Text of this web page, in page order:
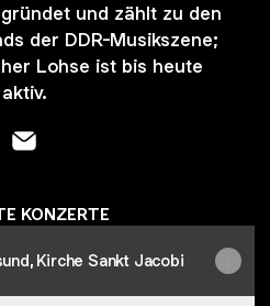
und zählt zu den
der DDR-Musikszene;
Lohse ist bis heute
aktiv.
KONZERTE
Kirche Sankt Jacobi